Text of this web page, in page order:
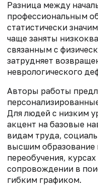
Разница между
профессиональным
статистически
чаще заняты
связанным с
затрудняет
неврологического
Авторы работы
Для людей с низким
акцент на базовые
видам труда,
высшим
переобучения,
сопровождении в
гибким графиком.